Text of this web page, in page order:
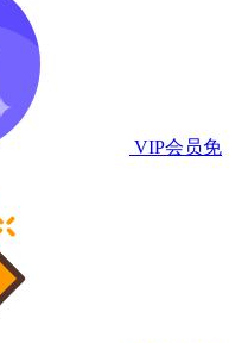
VIP会员免